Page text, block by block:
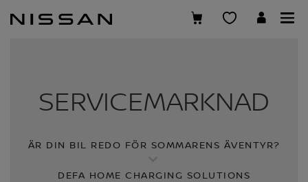
över
SERVICEMARKNAD
ÄR DIN BIL REDO FÖR SOMMARENS ÄVENTYR?
DEFA HOME CHARGING SOLUTIONS